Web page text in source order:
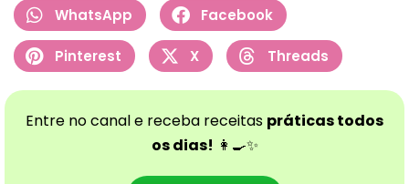
WhatsApp Facebook
Pinterest X Threads
Entre no canal e receba receitas práticas todos
os dias! 👩‍🍳✨